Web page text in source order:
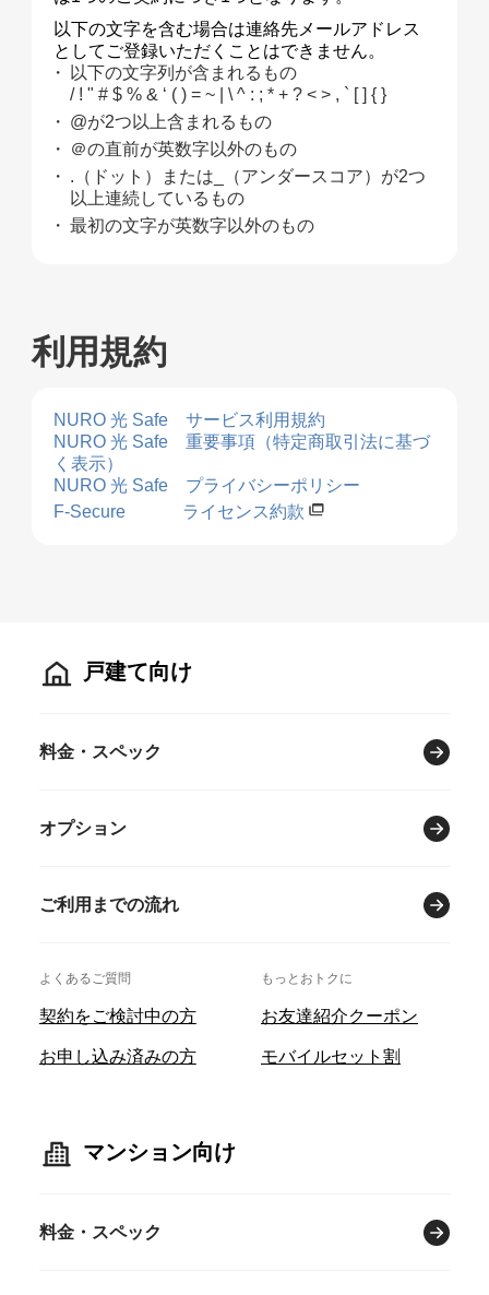
以下の文字を含む場合は連絡先メールアドレス
としてご登録いただくことはできません。
以下の文字列が含まれるもの
/ ! " # $ % & ‘ ( ) = ~ | \ ^ : ; * + ? < > , ` [ ] { }
@が2つ以上含まれるもの
＠の直前が英数字以外のもの
.（ドット）または_（アンダースコア）が2つ
以上連続しているもの
最初の文字が英数字以外のもの
利用規約
NURO 光 Safe サービス利用規約
NURO 光 Safe 重要事項（特定商取引法に基づ
く表示）
NURO 光 Safe プライバシーポリシー
F-Secure ライセンス約款
戸建て向け
料金・スペック
オプション
ご利用までの流れ
よくあるご質問
契約をご検討中の方
お申し込み済みの方
もっとおトクに
お友達紹介クーポン
モバイルセット割
マンション向け
料金・スペック